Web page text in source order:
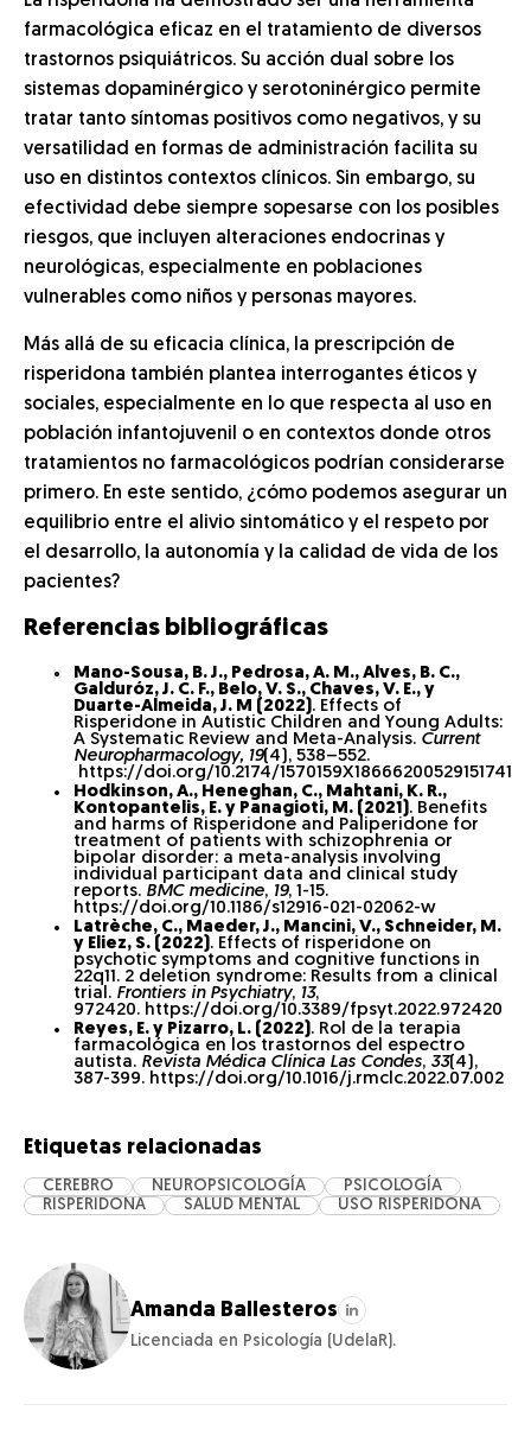
farmacológica eficaz en el tratamiento de diversos
trastornos psiquiátricos. Su acción dual sobre los
sistemas dopaminérgico y serotoninérgico permite
tratar tanto síntomas positivos como negativos, y su
versatilidad en formas de administración facilita su
uso en distintos contextos clínicos. Sin embargo, su
efectividad debe siempre sopesarse con los posibles
riesgos, que incluyen alteraciones endocrinas y
neurológicas, especialmente en poblaciones
vulnerables como niños y personas mayores.
Más allá de su eficacia clínica, la prescripción de
risperidona también plantea interrogantes éticos y
sociales, especialmente en lo que respecta al uso en
población infantojuvenil o en contextos donde otros
tratamientos no farmacológicos podrían considerarse
primero. En este sentido, ¿cómo podemos asegurar un
equilibrio entre el alivio sintomático y el respeto por
el desarrollo, la autonomía y la calidad de vida de los
pacientes?
Referencias bibliográficas
Mano-Sousa, B. J., Pedrosa, A. M., Alves, B. C.,
Galduróz, J. C. F., Belo, V. S., Chaves, V. E., y
Duarte-Almeida, J. M (2022). Effects of
Risperidone in Autistic Children and Young Adults:
A Systematic Review and Meta-Analysis. Current
Neuropharmacology, 19(4), 538–552.
https://doi.org/10.2174/1570159X18666200529151741
Hodkinson, A., Heneghan, C., Mahtani, K. R.,
Kontopantelis, E. y Panagioti, M. (2021). Benefits
and harms of Risperidone and Paliperidone for
treatment of patients with schizophrenia or
bipolar disorder: a meta-analysis involving
individual participant data and clinical study
reports. BMC medicine, 19, 1-15.
https://doi.org/10.1186/s12916-021-02062-w
Latrèche, C., Maeder, J., Mancini, V., Schneider, M.
y Eliez, S. (2022). Effects of risperidone on
psychotic symptoms and cognitive functions in
22q11. 2 deletion syndrome: Results from a clinical
trial. Frontiers in Psychiatry, 13,
972420. https://doi.org/10.3389/fpsyt.2022.972420
Reyes, E. y Pizarro, L. (2022). Rol de la terapia
farmacológica en los trastornos del espectro
autista. Revista Médica Clínica Las Condes, 33(4),
387-399. https://doi.org/10.1016/j.rmclc.2022.07.002
Etiquetas relacionadas
CEREBRO NEUROPSICOLOGÍA
PSICOLOGÍA
RISPERIDONA
SALUD MENTAL USO RISPERIDONA
Amanda Ballesteros
Licenciada en Psicología (UdelaR).